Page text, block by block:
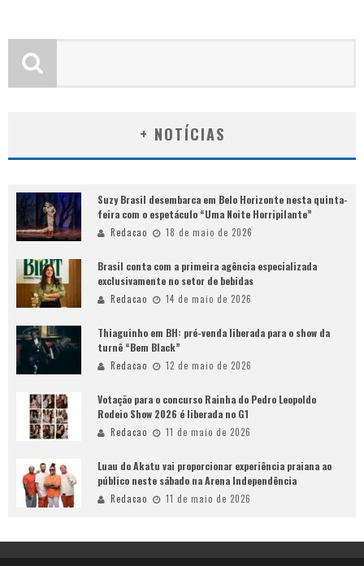
+ NOTÍCIAS
Suzy Brasil desembarca em Belo Horizonte nesta quinta-
feira com o espetáculo “Uma Noite Horripilante”
Redacao 18 de maio de 2026
Brasil conta com a primeira agência especializada
exclusivamente no setor de bebidas
Redacao 14 de maio de 2026
Thiaguinho em BH: pré-venda liberada para o show da
turnê “Bem Black”
Redacao 12 de maio de 2026
Votação para o concurso Rainha do Pedro Leopoldo
Rodeio Show 2026 é liberada no G1
Redacao 11 de maio de 2026
Luau do Akatu vai proporcionar experiência praiana ao
público neste sábado na Arena Independência
Redacao 11 de maio de 2026